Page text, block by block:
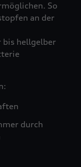
So
an der
bis hellgelber
durch